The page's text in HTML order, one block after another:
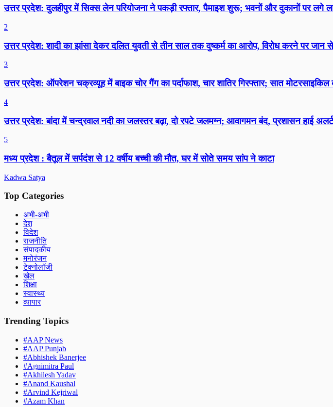
उत्तर प्रदेश: दुलहीपुर में सिक्स लेन परियोजना ने पकड़ी रफ्तार, पैमाइश शुरू; भवनों और दुकानों पर लगे
2
उत्तर प्रदेश: शादी का झांसा देकर दलित युवती से तीन साल तक दुष्कर्म का आरोप, विरोध करने पर जान
3
उत्तर प्रदेश: ऑपरेशन चक्रव्यूह में बाइक चोर गैंग का पर्दाफाश, चार शातिर गिरफ्तार; सात मोटरसाइकिल
4
उत्तर प्रदेश: बांदा में चन्द्रवाल नदी का जलस्तर बढ़ा, दो रपटे जलमग्न; आवागमन बंद, प्रशासन हाई
5
मध्य प्रदेश : बैतूल में सर्पदंश से 12 वर्षीय बच्ची की मौत, घर में सोते समय सांप ने काटा
Kadwa Satya
Top Categories
अभी-अभी
देश
विदेश
राजनीति
संपादकीय
मनोरंजन
टेक्नोलॉजी
खेल
शिक्षा
स्वास्थ्य
व्यापार
Trending Topics
#AAP News
#AAP Punjab
#Abhishek Banerjee
#Agnimitra Paul
#Akhilesh Yadav
#Anand Kaushal
#Arvind Kejriwal
#Azam Khan